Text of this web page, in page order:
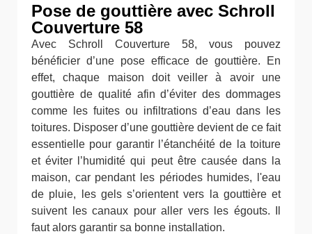
Pose de gouttière avec Schroll
Couverture 58
Avec Schroll Couverture 58, vous pouvez
bénéficier d’une pose efficace de gouttière. En
effet, chaque maison doit veiller à avoir une
gouttière de qualité afin d’éviter des dommages
comme les fuites ou infiltrations d’eau dans les
toitures. Disposer d’une gouttière devient de ce fait
essentielle pour garantir l’étanchéité de la toiture
et éviter l’humidité qui peut être causée dans la
maison, car pendant les périodes humides, l'eau
de pluie, les gels s’orientent vers la gouttière et
suivent les canaux pour aller vers les égouts. Il
faut alors garantir sa bonne installation.